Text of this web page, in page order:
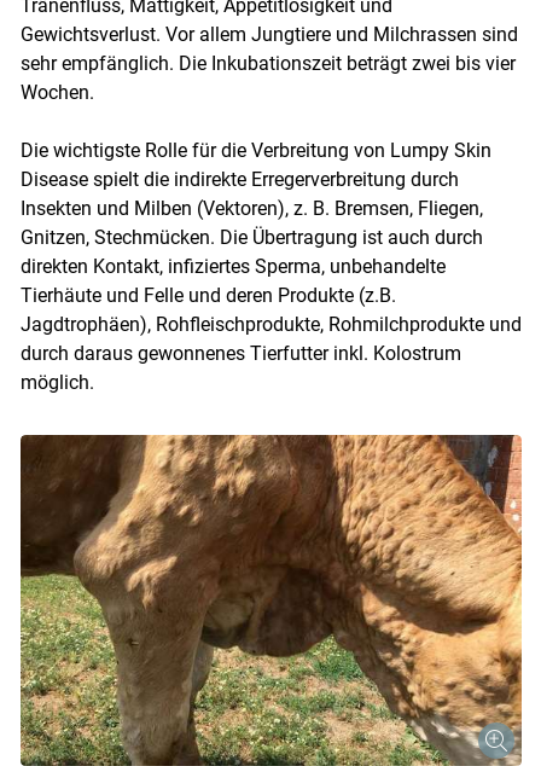
Tränenfluss, Mattigkeit, Appetitlosigkeit und
Gewichtsverlust. Vor allem Jungtiere und Milchrassen sind
sehr empfänglich. Die Inkubationszeit beträgt zwei bis vier
Wochen.
Die wichtigste Rolle für die Verbreitung von Lumpy Skin
Disease spielt die indirekte Erregerverbreitung durch
Insekten und Milben (Vektoren), z. B. Bremsen, Fliegen,
Gnitzen, Stechmücken. Die Übertragung ist auch durch
direkten Kontakt, infiziertes Sperma, unbehandelte
Tierhäute und Felle und deren Produkte (z.B.
Jagdtrophäen), Rohfleischprodukte, Rohmilchprodukte und
durch daraus gewonnenes Tierfutter inkl. Kolostrum
möglich.